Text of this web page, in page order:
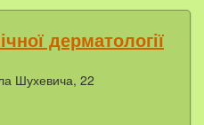
дерматології
Шухевича, 22